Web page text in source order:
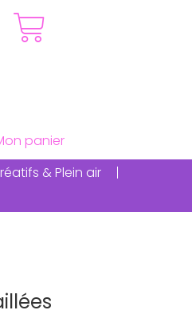
& Plein air